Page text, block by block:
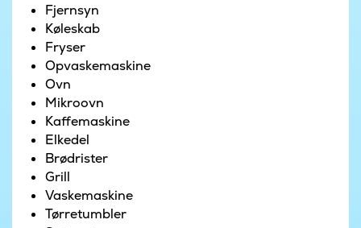
Fjernsyn
Køleskab
Fryser
Opvaskemaskine
Ovn
Mikroovn
Kaffemaskine
Elkedel
Brødrister
Grill
Vaskemaskine
Tørretumbler